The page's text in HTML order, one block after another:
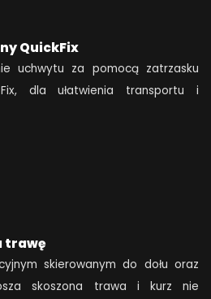
QuickFix
uchwytu za pomocą zatrzasku
Fix, dla ułatwienia transportu i
trawę
skierowanym do dołu oraz
skoszona trawa i kurz nie